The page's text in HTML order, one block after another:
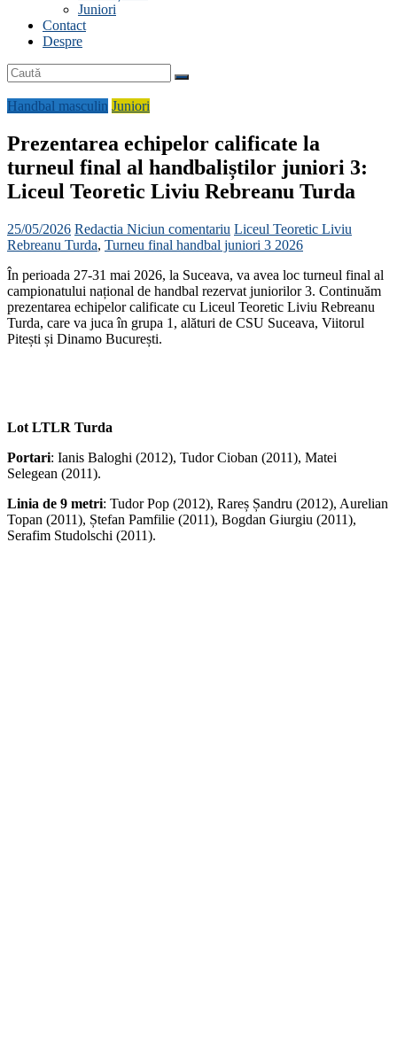
Juniori
Contact
Despre
Handbal masculin Juniori
Prezentarea echipelor calificate la
turneul final al handbaliștilor juniori 3:
Liceul Teoretic Liviu Rebreanu Turda
25/05/2026 Redactia Niciun comentariu Liceul Teoretic Liviu
Rebreanu Turda, Turneu final handbal juniori 3 2026
În perioada 27-31 mai 2026, la Suceava, va avea loc turneul final al
campionatului național de handbal rezervat juniorilor 3. Continuăm
prezentarea echipelor calificate cu Liceul Teoretic Liviu Rebreanu
Turda, care va juca în grupa 1, alături de CSU Suceava, Viitorul
Pitești și Dinamo București.
Lot LTLR Turda
Portari: Ianis Baloghi (2012), Tudor Cioban (2011), Matei
Selegean (2011).
Linia de 9 metri: Tudor Pop (2012), Rareș Șandru (2012), Aurelian
Topan (2011), Ștefan Pamfilie (2011), Bogdan Giurgiu (2011),
Serafim Studolschi (2011).